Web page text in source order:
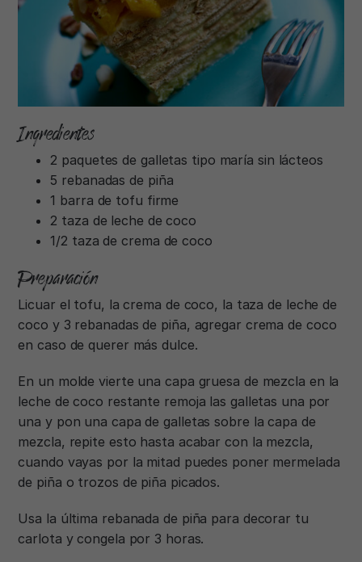
Ingredientes
2 paquetes de galletas tipo maría sin lácteos
5 rebanadas de piña
1 barra de tofu firme
2 taza de leche de coco
1/2 taza de crema de coco
Preparación
Licuar el tofu, la crema de coco, la taza de leche de
coco y 3 rebanadas de piña, agregar crema de coco
en caso de querer más dulce.
En un molde vierte una capa gruesa de mezcla en la
leche de coco restante remoja las galletas una por
una y pon una capa de galletas sobre la capa de
mezcla, repite esto hasta acabar con la mezcla,
cuando vayas por la mitad puedes poner mermelada
de piña o trozos de piña picados.
Usa la última rebanada de piña para decorar tu
carlota y congela por 3 horas.